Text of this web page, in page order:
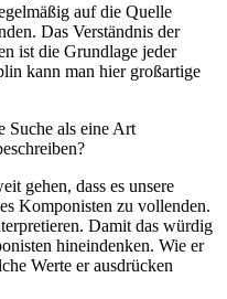
auf die Quelle
Das Verständnis der
ist die Grundlage jeder
kann man hier großartige
Suche als eine Art
gehen, dass es unsere
Komponisten zu vollenden.
Damit das würdig
hineindenken. Wie er
Werte er ausdrücken